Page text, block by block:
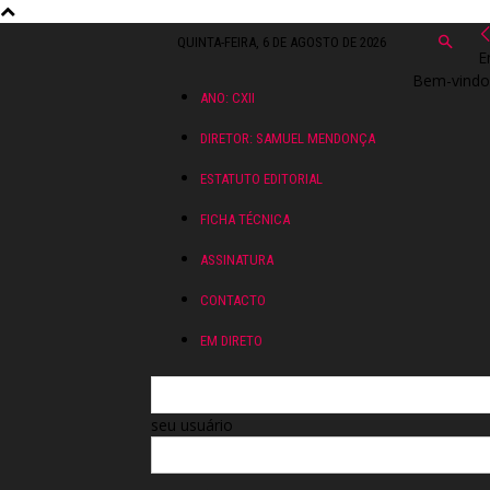
QUINTA-FEIRA, 6 DE AGOSTO DE 2026
ANO: CXII
DIRETOR: SAMUEL MENDONÇA
ESTATUTO EDITORIAL
FICHA TÉCNICA
ASSINATURA
CONTACTO
EM DIRETO
Bem-
seu usuário